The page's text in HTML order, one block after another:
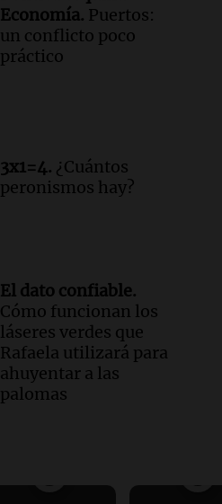
Economía. Puertos:
un conflicto poco
práctico
3x1=4. ¿Cuántos
peronismos hay?
El dato confiable.
Cómo funcionan los
láseres verdes que
Rafaela utilizará para
ahuyentar a las
palomas